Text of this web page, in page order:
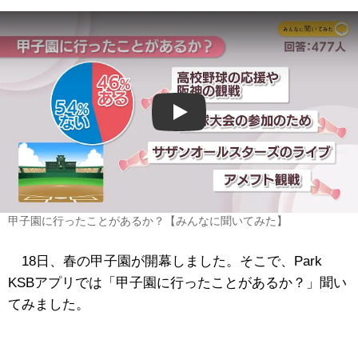
Play
甲子園に行ったことがあるか？【みんなに聞いてみた】
18日、春の甲子園が開幕しました。そこで、Park
KSBアプリでは「甲子園に行ったことがあるか？」聞い
てみました。